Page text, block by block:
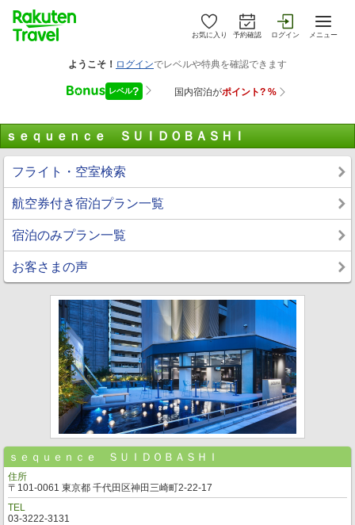
お気に入り 予約確認 ログイン メニュー
ｓｅｑｕｅｎｃｅ ＳＵＩＤＯＢＡＳＨＩ
フライト・空室検索
航空券付き宿泊プラン一覧
宿泊のみプラン一覧
お客さまの声
ｓｅｑｕｅｎｃｅ ＳＵＩＤＯＢＡＳＨＩ
住所
〒101-0061 東京都 千代田区神田三崎町2-22-17
TEL
03-3222-3131